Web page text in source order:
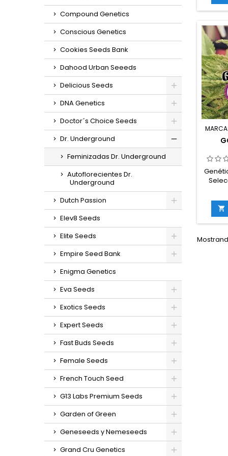
Compound Genetics
Conscious Genetics
Cookies Seeds Bank
Dahood Urban Seeeds
Delicious Seeds
DNA Genetics
Doctor´s Choice Seeds
Dr. Underground
Feminizadas Dr. Underground
Autoflorecientes Dr.
Underground
Dutch Passion
Elev8 Seeds
Elite Seeds
Empire Seed Bank
Enigma Genetics
Eva Seeds
Exotics Seeds
Expert Seeds
Fast Buds Seeds
Female Seeds
French Touch Seed
G13 Labs Premium Seeds
Garden of Green
Geneseeds y Nemeseeds
Grand Cru Genetics
g/
en
MARCA:
g/
